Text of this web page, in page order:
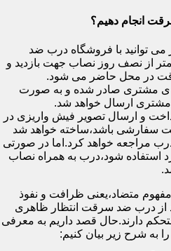
انجام دهیم؟
توانید با فروشگاه درب ضد
از نصف روز نصاب جهت بازدید و
در محل حاضر می شود.
مشتری صادر شده و به صورت
مشتری ارسال خواهد شد.
و ارسال تصویر فیش واریزی در
باشد،ساخته خواهد شد
خواهد کرد.اما در صورتی
استفاده شود،درب به همراه نصاب
متضاد،یعنی ظرافت و نفوذ
از درب ضد سرقت انتظار ظاهری
دارند.حال قصد داریم به معرفی
را به شرح زیر بیان کنیم: